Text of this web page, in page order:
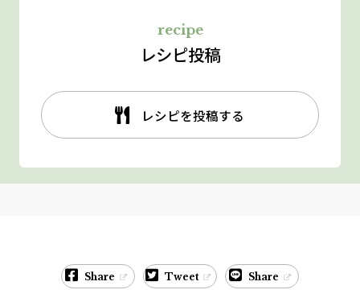
recipe
レシピ投稿
レシピを投稿する
Share Tweet Share